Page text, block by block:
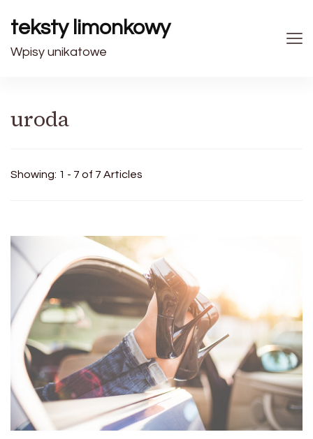
teksty limonkowy
Wpisy unikatowe
uroda
Showing: 1 - 7 of 7 Articles